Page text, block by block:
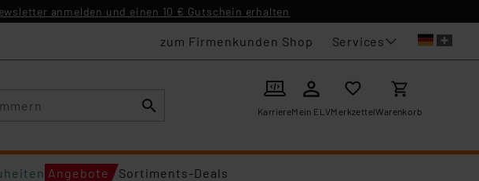
anmelden und einen 10 € Gutschein erhalten
zum Firmenkunden Shop Services
KarriereMein ELVMerkzettelWarenkorb
Angebote Sortiments-Deals